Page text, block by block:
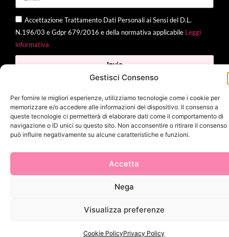
Gestisci Consenso
Per fornire le migliori esperienze, utilizziamo tecnologie come i cookie per
memorizzare e/o accedere alle informazioni del dispositivo. Il consenso a
queste tecnologie ci permetterà di elaborare dati come il comportamento di
navigazione o ID unici su questo sito. Non acconsentire o ritirare il consenso
può influire negativamente su alcune caratteristiche e funzioni.
Accetta
Nega
Visualizza preferenze
Cookie PolicyPrivacy Policy
Accettazione Trattamento Dati Personali ai Sensi del D.L.
N.196/03 e Gdpr 679/2016 e della normativa applicabile Leggi
informativa
Invia
2025 Delì |Privacy Policy|Cookie Policy| Made with byJenny
Mina